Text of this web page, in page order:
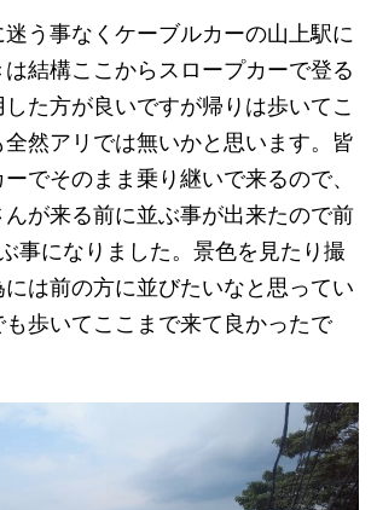
う事なくケーブルカーの山上駅に
結構ここからスロープカーで登る
た方が良いですが帰りは歩いてこ
然アリでは無いかと思います。皆
でそのまま乗り継いで来るので、
が来る前に並ぶ事が出来たので前
事になりました。景色を見たり撮
は前の方に並びたいなと思ってい
歩いてここまで来て良かったで